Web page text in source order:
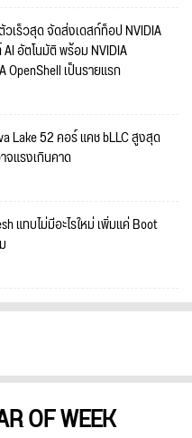
วเร็วสุด จัดส่งเดสก์ท็อป NVIDIA
อัตโนมัติ พร้อม NVIDIA
OpenShell เป็นรายแรก
Lake 52 คอร์ แคช bLLC สูงสุด
แรงเกินคาด
แทบไม่มีอะไรใหม่ เพิ่มแค่ Boot
OF WEEK